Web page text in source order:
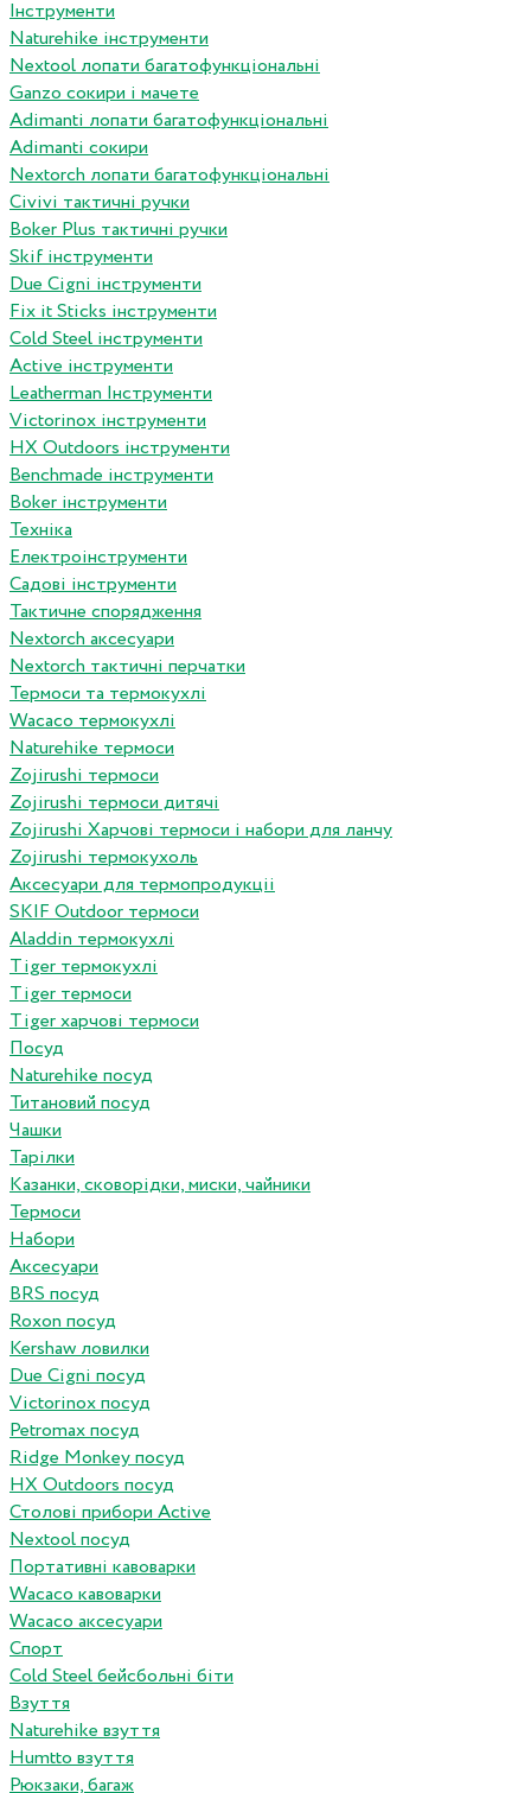
Інструменти
Naturehike інструменти
Nextool лопати багатофункціональні
Ganzo сокири і мачете
Adimanti лопати багатофункціональні
Adimanti сокири
Nextorch лопати багатофункціональні
Сivivi тактичні ручки
Boker Plus тактичні ручки
Skif інструменти
Due Cigni інструменти
Fix it Sticks інструменти
Сold Steel інструменти
Active інструменти
Leatherman Інструменти
Victorinox інструменти
HX Outdoors інструменти
Benchmade інструменти
Boker інструменти
Техніка
Електроінструменти
Садові інструменти
Тактичне спорядження
Nextorch аксесуари
Nextorch тактичні перчатки
Термоси та термокухлі
Wacaco термокухлі
Naturehike термоси
Zojirushi термоси
Zojirushi термоси дитячі
Zojirushi Харчові термоси і набори для ланчу
Zojirushi термокухоль
Аксесуари для термопродукціі
SKIF Outdoor термоси
Aladdin термокухлі
Tiger термокухлі
Tiger термоси
Tiger харчові термоси
Посуд
Naturehike посуд
Титановий посуд
Чашки
Тарілки
Казанки, сковорідки, миски, чайники
Термоси
Набори
Аксесуари
BRS посуд
Roxon посуд
Kershaw ловилки
Due Cigni посуд
Victorinox посуд
Petromax посуд
Ridge Monkey посуд
HX Outdoors посуд
Столові прибори Active
Nextool посуд
Портативні кавоварки
Wacaco кавоварки
Wacaco аксесуари
Спорт
Cold Steel бейсбольні біти
Взуття
Naturehike взуття
Humtto взуття
Рюкзаки, багаж